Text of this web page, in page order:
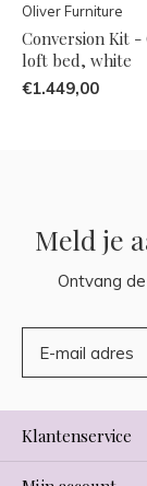
Oliver Furniture
Conversion Kit
loft bed, white
€1.449,00
Meld je
Ontvang
Klantenservice